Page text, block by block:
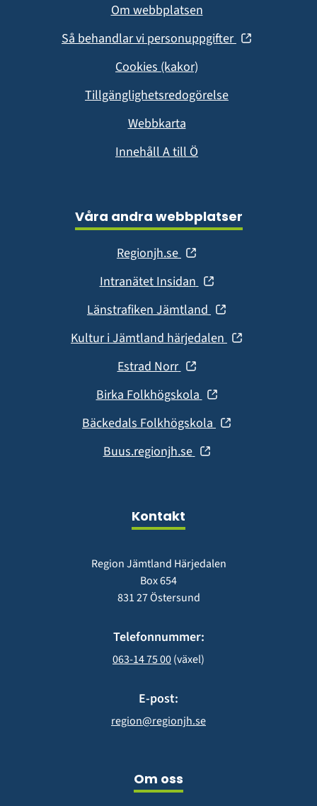
Om webbplatsen
Så behandlar vi personuppgifter (öppnas
Cookies (kakor)
Tillgänglighetsredogörelse
Webbkarta
Innehåll A till Ö
Våra andra webbplatser
Regionjh.se (öppnas
nytt
fönster)
Intranätet Insidan (öppnas
nytt
fönster)
Länstrafiken Jämtland (öppnas
nytt
Kultur i Jämtland härjedalen (öppnas
Estrad Norr (öppnas
nytt
fönster)
Birka Folkhögskola (öppnas
nytt
fönster)
Bäckedals Folkhögskola (öppnas
Buus.regionjh.se (öppnas
Kontakt
Region Jämtland Härjedalen
Box 654
831 27 Östersund
Telefonnummer:
063-14 75 00 (växel)
E-post:
region@regionjh.se
Om oss